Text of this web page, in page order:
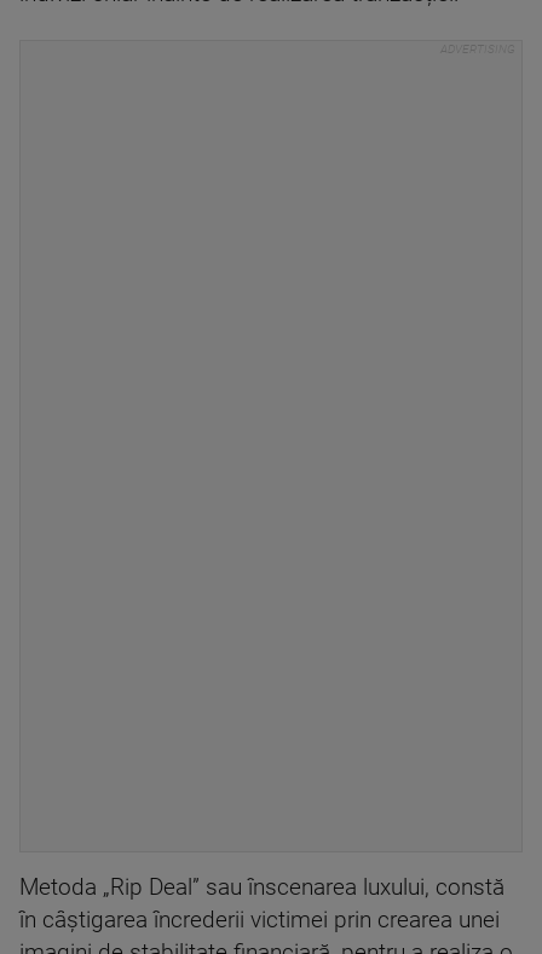
Metoda „Rip Deal” sau înscenarea luxului, constă
în câștigarea încrederii victimei prin crearea unei